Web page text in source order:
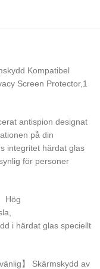
Kompatibel
Screen Protector,1
antispion designat
på din
integritet härdat glas
för personer
Hög
i härdat glas speciellt
】 Skärmskydd av